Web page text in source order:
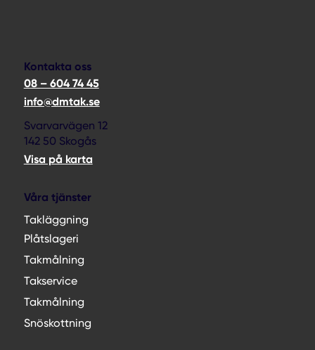
Kontakta oss
08 – 604 74 45
info@dmtak.se
Svarvarvägen 12
142 50 Skogås
Visa på karta
Våra tjänster
Takläggning
Plåtslageri
Takmålning
Takservice
Takmålning
Snöskottning